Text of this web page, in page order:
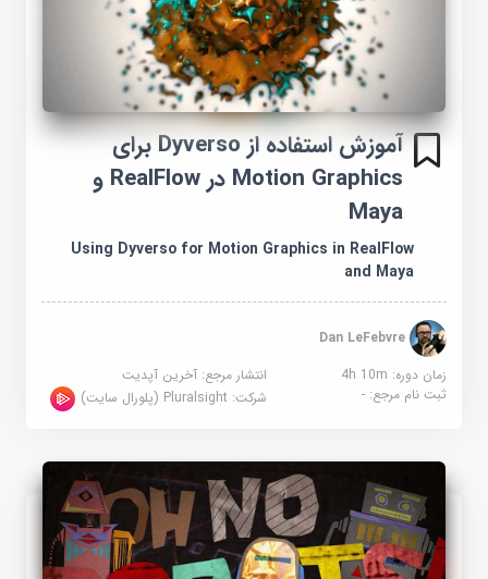
آموزش استفاده از Dyverso برای
Motion Graphics در RealFlow و
Maya
Using Dyverso for Motion Graphics in RealFlow
and Maya
Dan LeFebvre
زمان دوره: 4h 10m
انتشار مرجع:آخرین آپدیت
ثبت نام مرجع:- شرکت:Pluralsight (پلورال سایت)